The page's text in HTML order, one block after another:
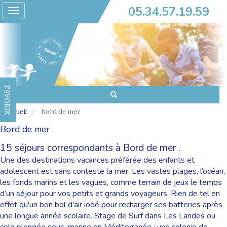
Toggle
navigation
05.34.57.19.59
FAVORIS
Accueil Bord de mer
Bord de mer
15 séjours correspondants à Bord de mer .
Une des destinations vacances préférée des enfants et
adolescent est sans conteste la mer. Les vastes plages, l’océan,
les fonds marins et les vagues, comme terrain de jeux le temps
d’un séjour pour vos petits et grands voyageurs. Rien de tel en
effet qu'un bon bol d'air iodé pour recharger ses batteries après
une longue année scolaire. Stage de Surf dans Les Landes ou